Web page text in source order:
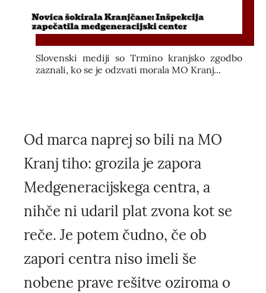
Slovenski mediji so Trmino kranjsko zgodbo
zaznali, ko se je odzvati morala MO Kranj...
Od marca naprej so bili na MO
Kranj tiho: grozila je zapora
Medgeneracijskega centra, a
nihče ni udaril plat zvona kot se
reče. Je potem čudno, če ob
zapori centra niso imeli še
nobene prave rešitve oziroma o